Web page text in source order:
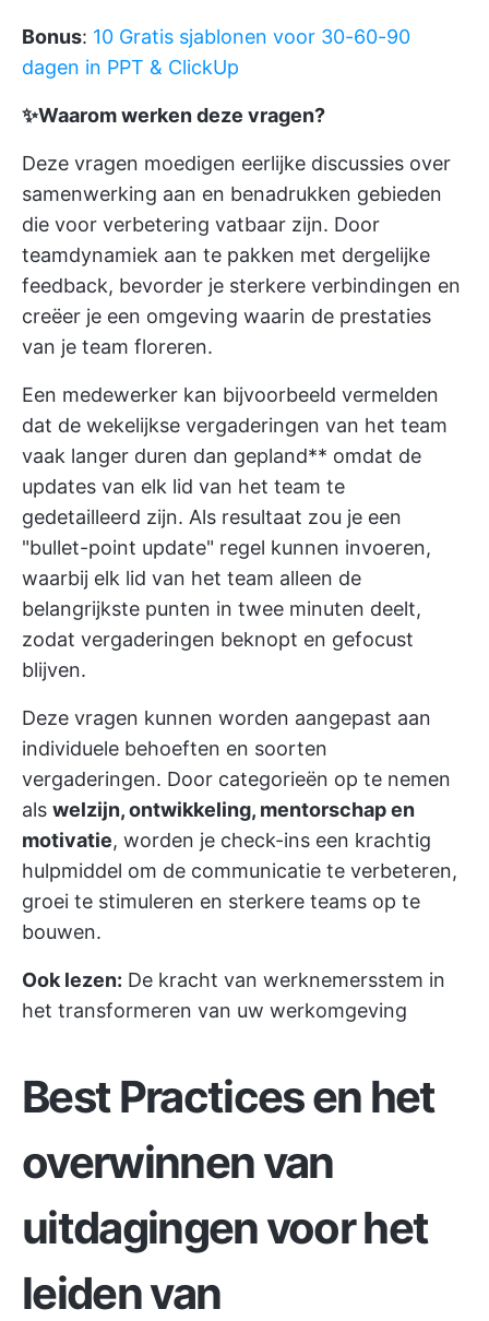
Bonus: 10 Gratis sjablonen voor 30-60-90
dagen in PPT & ClickUp
✨Waarom werken deze vragen?
Deze vragen moedigen eerlijke discussies over
samenwerking aan en benadrukken gebieden
die voor verbetering vatbaar zijn. Door
teamdynamiek aan te pakken met dergelijke
feedback, bevorder je sterkere verbindingen en
creëer je een omgeving waarin de prestaties
van je team floreren.
Een medewerker kan bijvoorbeeld vermelden
dat de wekelijkse vergaderingen van het team
vaak langer duren dan gepland** omdat de
updates van elk lid van het team te
gedetailleerd zijn. Als resultaat zou je een
"bullet-point update" regel kunnen invoeren,
waarbij elk lid van het team alleen de
belangrijkste punten in twee minuten deelt,
zodat vergaderingen beknopt en gefocust
blijven.
Deze vragen kunnen worden aangepast aan
individuele behoeften en soorten
vergaderingen. Door categorieën op te nemen
als welzijn, ontwikkeling, mentorschap en
motivatie, worden je check-ins een krachtig
hulpmiddel om de communicatie te verbeteren,
groei te stimuleren en sterkere teams op te
bouwen.
Ook lezen: De kracht van werknemersstem in
het transformeren van uw werkomgeving
Best Practices en het
overwinnen van
uitdagingen voor het
leiden van